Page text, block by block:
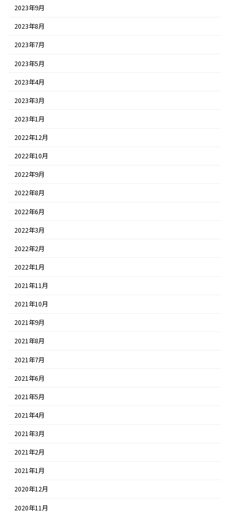
2023年9月
2023年8月
2023年7月
2023年5月
2023年4月
2023年3月
2023年1月
2022年12月
2022年10月
2022年9月
2022年8月
2022年6月
2022年3月
2022年2月
2022年1月
2021年11月
2021年10月
2021年9月
2021年8月
2021年7月
2021年6月
2021年5月
2021年4月
2021年3月
2021年2月
2021年1月
2020年12月
2020年11月